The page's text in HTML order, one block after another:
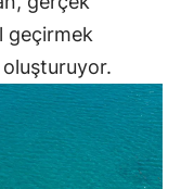
geçirmek